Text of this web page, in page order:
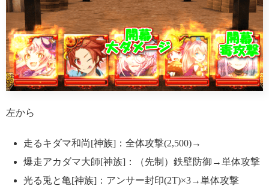
左から
走るキダマ和尚[神族]：全体攻撃(2,500)→
爆走アカダマ大師[神族]：（先制）鉄壁防御→単体攻撃
光る兎と亀[神族]：アンサー封印(2T)×3→単体攻撃